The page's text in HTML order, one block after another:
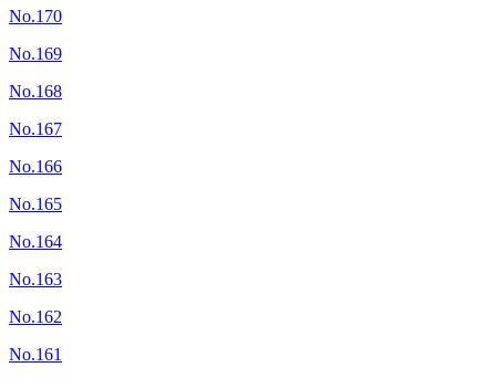
No.170
No.169
No.168
No.167
No.166
No.165
No.164
No.163
No.162
No.161